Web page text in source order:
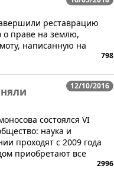
реставрацию
о праве на землю,
написанную на
798
12/10/2016
состоялся VI
наука и
проходят с 2009 года
приобретают все
2996